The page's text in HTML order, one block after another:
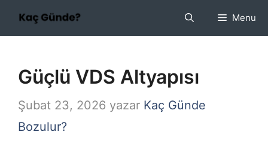
Menu
Güçlü VDS Altyapısı
Şubat 23, 2026 yazar Kaç Günde
Bozulur?